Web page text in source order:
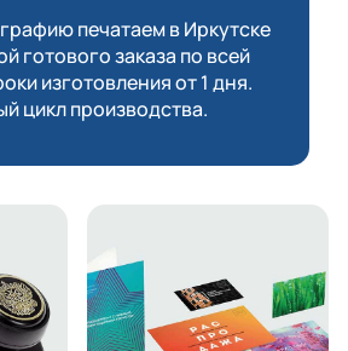
печатаем в Иркутске
готового заказа по всей
изготовления от 1 дня.
цикл производства.